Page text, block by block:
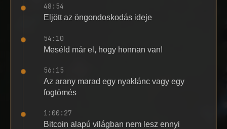
48:54
Eljött az öngondoskodás ideje
54:10
Meséld már el, hogy honnan van!
56:15
Az arany marad egy nyaklánc vagy egy
fogtömés
1:00:27
Bitcoin alapú világban nem lesz ennyi